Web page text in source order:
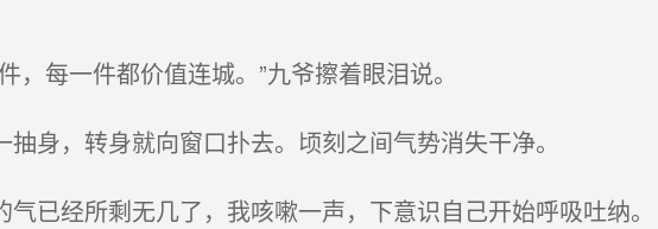
每一件都价值连城。”九爷擦着眼泪说。
身，转身就向窗口扑去。顷刻之间气势消失干净。
已经所剩无几了，我咳嗽一声，下意识自己开始呼吸吐纳。